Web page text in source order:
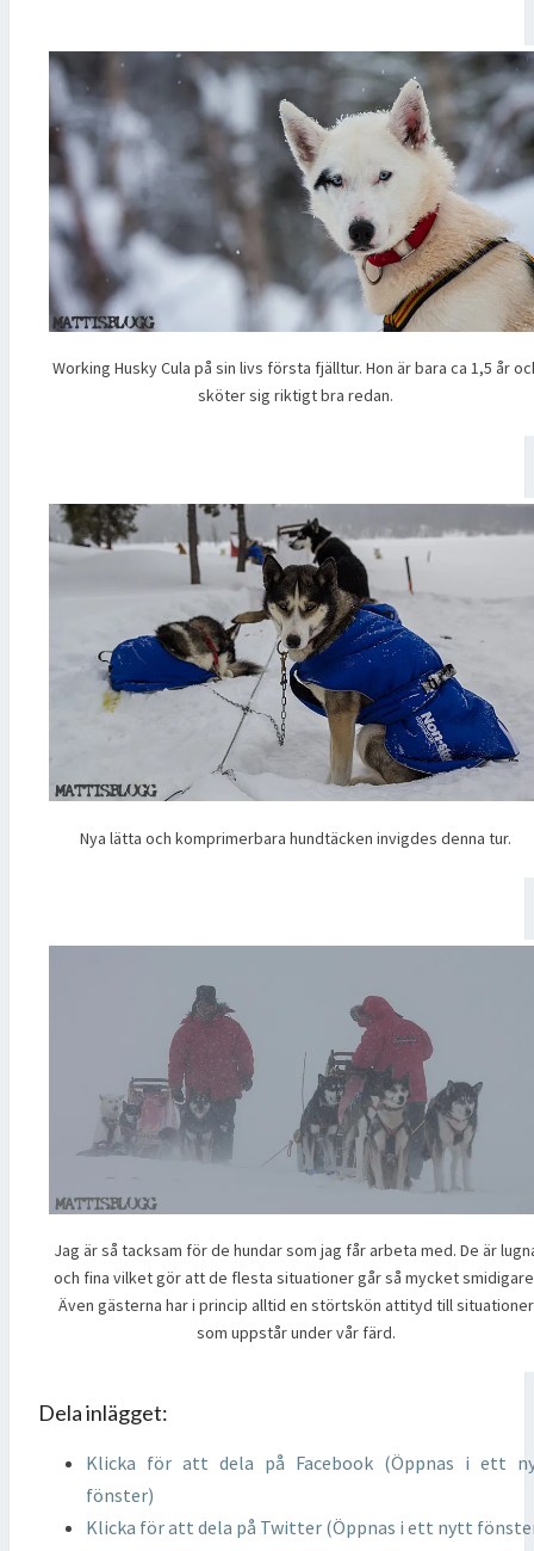
Working Husky Cula på sin livs första fjälltur. Hon är bara ca 1,5 år
sköter sig riktigt bra redan.
Nya lätta och komprimerbara hundtäcken invigdes denna tur.
Jag är så tacksam för de hundar som jag får arbeta med. De är
och fina vilket gör att de flesta situationer går så mycket
Även gästerna har i princip alltid en störtskön attityd till situationer
som uppstår under vår färd.
Dela inlägget:
Klicka för att dela på Facebook (Öppnas i ett
fönster)
Klicka för att dela på Twitter (Öppnas i ett nytt